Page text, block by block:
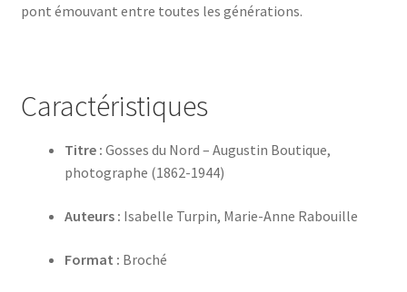
pont émouvant entre toutes les générations.
Caractéristiques
Titre : Gosses du Nord – Augustin Boutique,
photographe (1862-1944)
Auteurs : Isabelle Turpin, Marie-Anne Rabouille
Format : Broché